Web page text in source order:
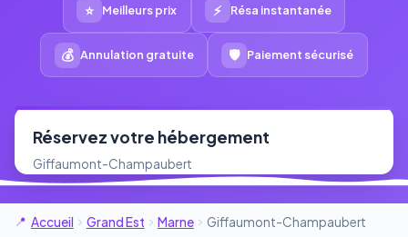
⭐ Meilleurs prix ⚡ Résa instantanée
💰 Annulation gratuite 🛡 Paiement sécurisé
Réservez votre hébergement
Giffaumont-Champaubert
Accueil Grand Est Marne Giffaumont-Champaubert